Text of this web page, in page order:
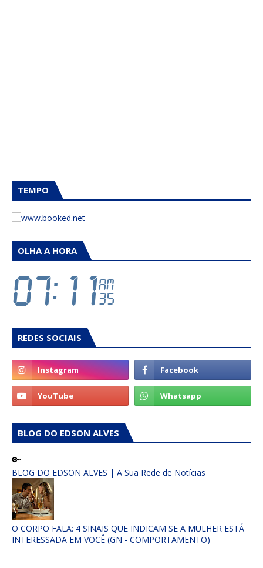
TEMPO
OLHA A HORA
REDES SOCIAIS
BLOG DO EDSON ALVES
BLOG DO EDSON ALVES | A Sua Rede de Notícias
O CORPO FALA: 4 SINAIS QUE INDICAM SE A MULHER ESTÁ
INTERESSADA EM VOCÊ (GN - COMPORTAMENTO)